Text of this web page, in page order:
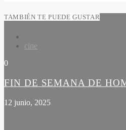
TAMBIÉN TE PUEDE GUSTAR
cine
0
FIN DE SEMANA DE
12 junio, 2025